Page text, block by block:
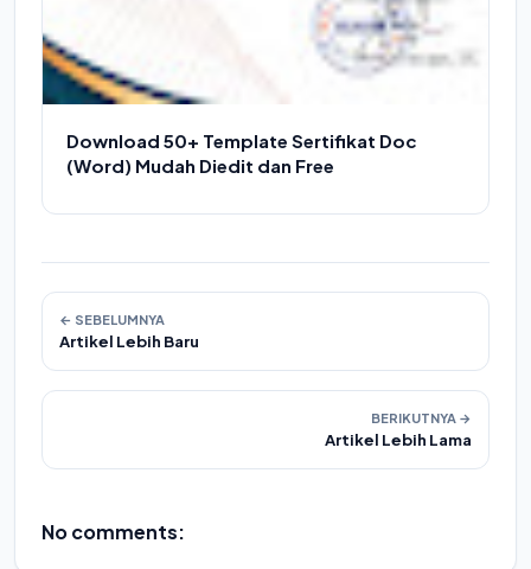
Download 50+ Template Sertifikat Doc
(Word) Mudah Diedit dan Free
← SEBELUMNYA
Artikel Lebih Baru
BERIKUTNYA →
Artikel Lebih Lama
No comments: